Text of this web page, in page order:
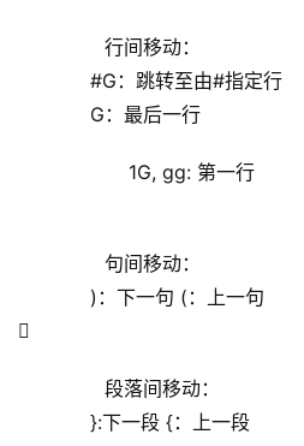
行间移动：
#G：跳转至由#指定行
G：最后一行
1G, gg: 第一行
句间移动：
)：下一句 (：上一句

段落间移动：
}:下一段 {：上一段